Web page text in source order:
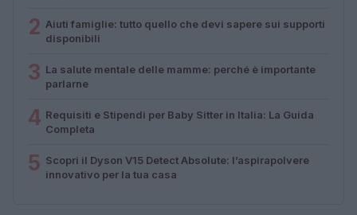
2 Aiuti famiglie: tutto quello che devi sapere sui supporti
disponibili
3 La salute mentale delle mamme: perché è importante
parlarne
4 Requisiti e Stipendi per Baby Sitter in Italia: La Guida
Completa
5 Scopri il Dyson V15 Detect Absolute: l’aspirapolvere
innovativo per la tua casa